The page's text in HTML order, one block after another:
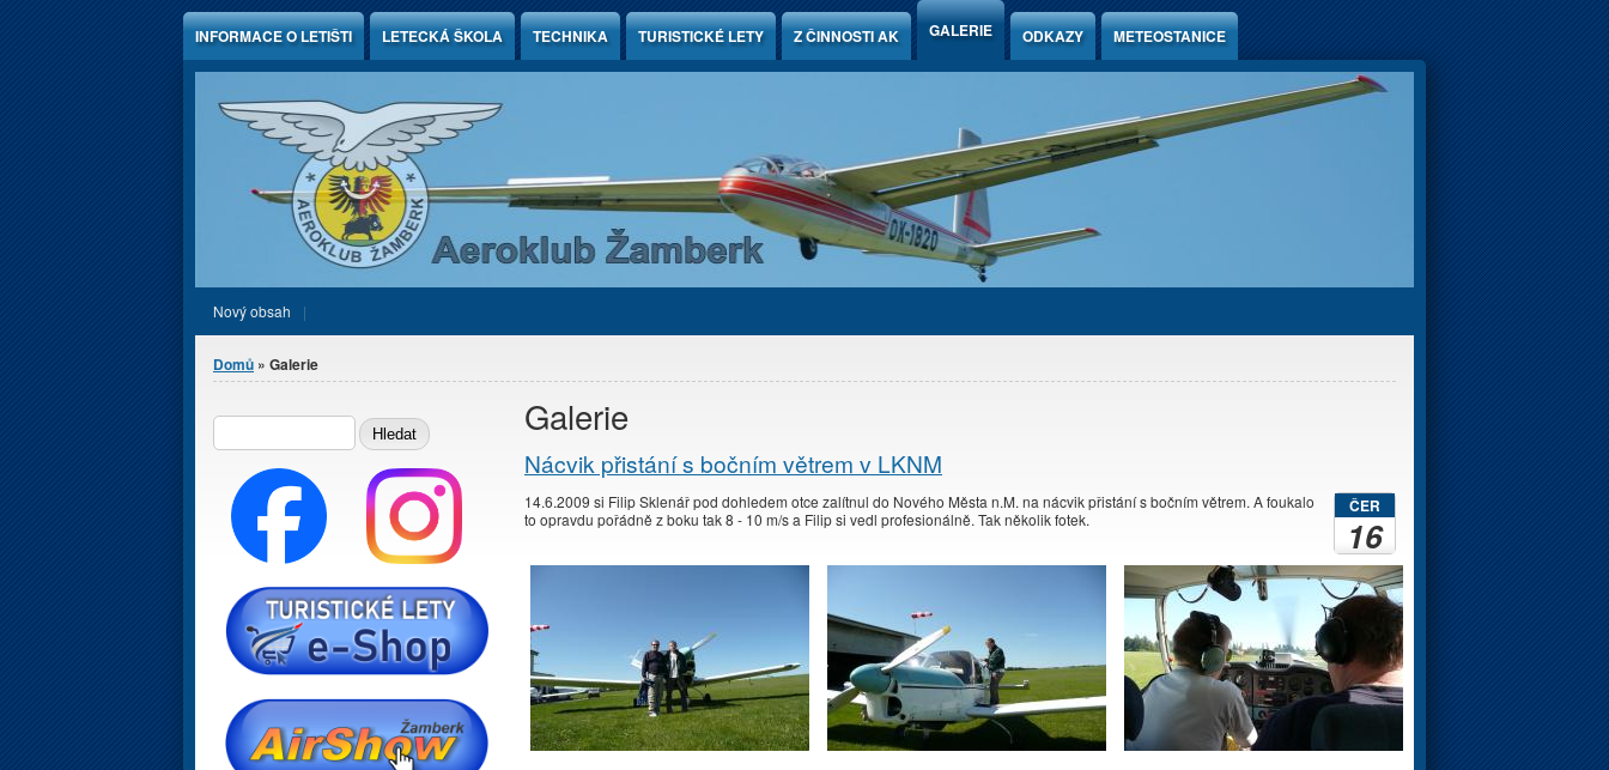
INFORMACE O LETIŠTI LETECKÁ ŠKOLA TECHNIKA TURISTICKÉ LETY Z ČINNOSTI AK GALERIE ODKAZY METEOSTANICE
Nový obsah
Jste zde
Domů » Galerie
Galerie
Nácvik přistání s bočním větrem v LKNM
ČER
16
14.6.2009 si Filip Sklenář pod dohledem otce zalítnul do Nového Města n.M. na nácvik přistání s bočním větrem. A foukalo
to opravdu pořádně z boku tak 8 - 10 m/s a Filip si vedl profesionálně. Tak několik fotek.
Vyhledávání